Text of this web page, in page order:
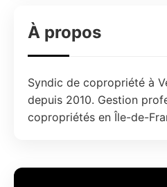
À propos
Syndic de copropriété à
depuis 2010. Gestion
copropriétés en Île-de-